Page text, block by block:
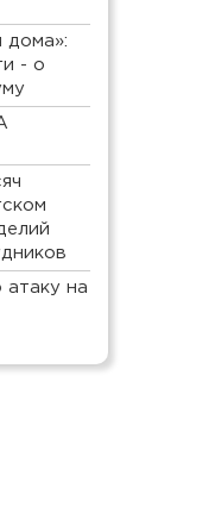
дома»:
- о
атаку на